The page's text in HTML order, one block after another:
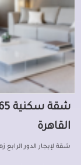
القاهرة
شقة لإيجار الدور الرابع